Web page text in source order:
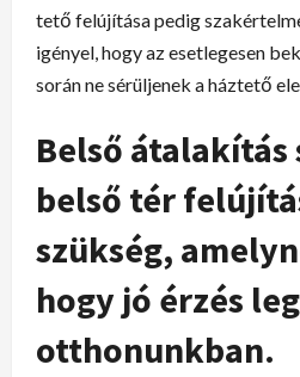
tető felújítása pedig
igényel, hogy az esetlegesen
során ne sérüljenek a háztető
Belső átalakítás
belső tér
szükség,
hogy jó érzés
otthonunkban.